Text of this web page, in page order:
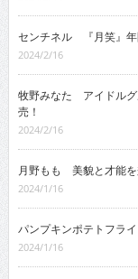
2024/4/16
あぁ～しらき 男かな？
2024/3/16
杉本愛莉鈴 無邪気な笑
2024/3/16
センチネル 『月笑』年
2024/2/16
牧野みなた アイドルグ
売！
2024/2/16